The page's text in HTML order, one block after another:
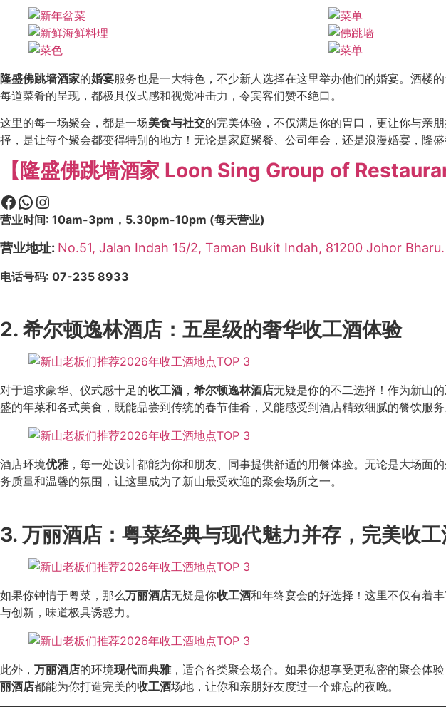
隆盛佛跳墙酒家的婚宴服务也是一大特色，不少新人选择在这里举办他们的婚宴。酒楼
每道菜肴的呈现，都极具仪式感和视觉冲击力，令宾客们赞不绝口。
这里的每一场聚会，都是一场美食与社交的完美体验，不仅满足你的胃口，更让你与亲
择，是让每个聚会都变得特别的地方！无论是家庭聚餐、公司年会，还是浪漫婚宴，隆
【隆盛佛跳墙酒家 Loon Sing Group of
营业时间: 10am-3pm，5.30pm-10pm (每天营业)
营业地址: No.51, Jalan Indah 15/2, Taman Bukit Indah, 81200 Johor Bharu.
电话号码: 07-235 8933
2. 希尔顿逸林酒店 ： 五星级的奢华收工酒体验
对于追求豪华、仪式感十足的收工酒 ， 希尔顿逸林酒店无疑是你的不二选择！作为新山的
盛的年菜和各式美食，既能品尝到传统的春节佳肴，又能感受到酒店精致细腻的餐饮服务
酒店环境优雅，每一处设计都能为你和朋友、同事提供舒适的用餐体验。无论是大场面
务质量和温馨的氛围，让这里成为了新山最受欢迎的聚会场所之一。
3. 万丽酒店：粤菜经典与现代魅力并存，完美收
如果你钟情于粤菜，那么万丽酒店无疑是你收工酒和年终宴会的好选择！这里不仅有着
与创新，味道极具诱惑力。
此外， 万丽酒店的环境现代而典雅，适合各类聚会场合。如果你想享受更私密的聚会体
丽酒店都能为你打造完美的收工酒场地，让你和亲朋好友度过一个难忘的夜晚。